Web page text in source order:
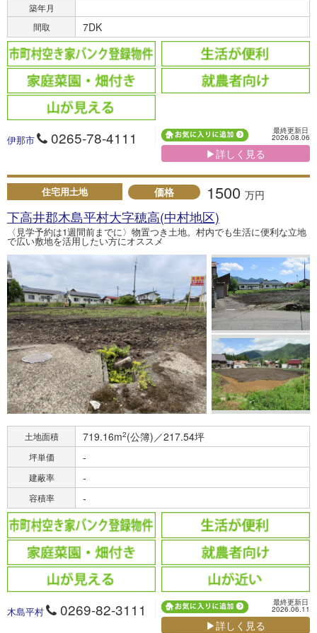
築年月
間取
7DK
伊那市 0265-78-4111 最終更新日
2026.08.06
▶詳しく見る
住宅用土地 価格 1500 万円
下高井郡木島平村大字穂高(中村地区)
〈見学予約は1週間前までに〉物置つき土地。村内でも生活に便利な立地
で広い敷地を活用したい方にオススメ
土地面積 719.16m2(公簿)／217.54坪
坪単価 -
建蔽率 -
容積率 -
木島平村 0269-82-3111 最終更新日
2026.06.11
▶詳しく見る